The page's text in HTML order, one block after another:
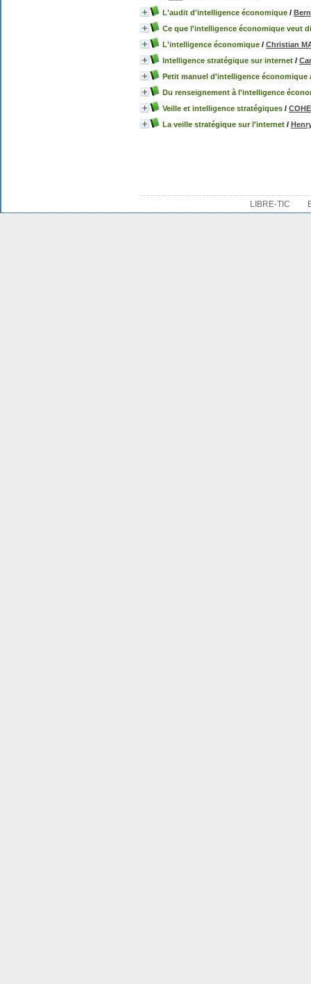
L'audit d'intelligence économique /
Ce que l'intelligence économique veut
L'intelligence économique / Christian
Intelligence stratégique sur internet /
Petit manuel d'intelligence
Du renseignement à l'intelligence
Veille et intelligence stratégiques /
La veille stratégique sur l'internet /
LIBRE-TIC